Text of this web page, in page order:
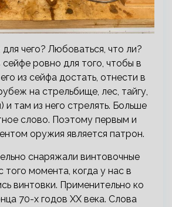
чего? Любоваться, что ли?
ровно для того, чтобы в
из сейфа достать, отнести в
на стрельбище, лес, тайгу,
и там из него стрелять. Больше
слово. Поэтому первым и
оружия является патрон.
снаряжали винтовочные
момента, когда у нас в
винтовки. Применительно ко
70-х годов XX века. Слова